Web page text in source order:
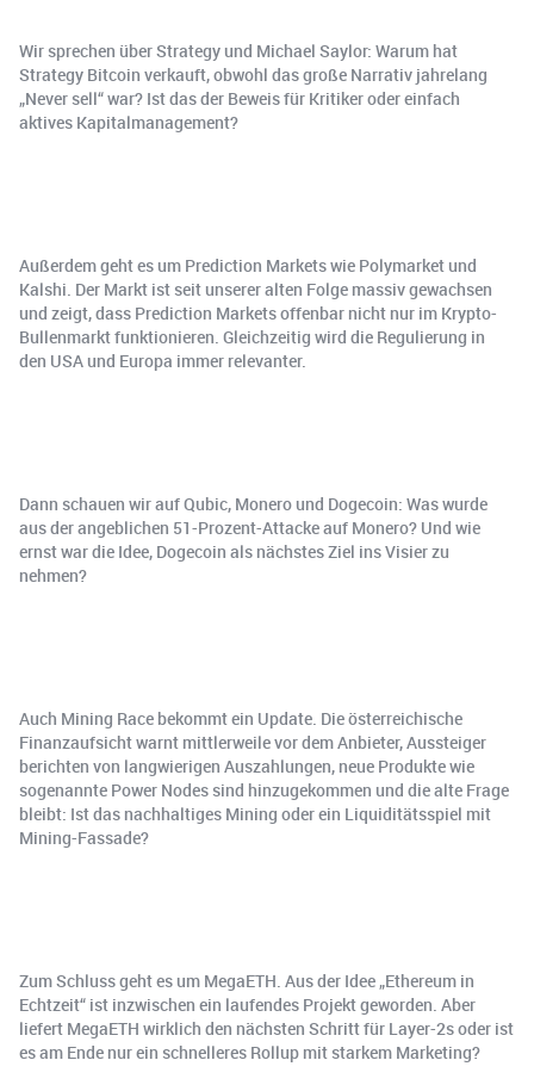
Wir sprechen über Strategy und Michael Saylor: Warum hat
Strategy Bitcoin verkauft, obwohl das große Narrativ jahrelang
„Never sell“ war? Ist das der Beweis für Kritiker oder einfach
aktives Kapitalmanagement?
Außerdem geht es um Prediction Markets wie Polymarket und
Kalshi. Der Markt ist seit unserer alten Folge massiv gewachsen
und zeigt, dass Prediction Markets offenbar nicht nur im Krypto-
Bullenmarkt funktionieren. Gleichzeitig wird die Regulierung in
den USA und Europa immer relevanter.
Dann schauen wir auf Qubic, Monero und Dogecoin: Was wurde
aus der angeblichen 51-Prozent-Attacke auf Monero? Und wie
ernst war die Idee, Dogecoin als nächstes Ziel ins Visier zu
nehmen?
Auch Mining Race bekommt ein Update. Die österreichische
Finanzaufsicht warnt mittlerweile vor dem Anbieter, Aussteiger
berichten von langwierigen Auszahlungen, neue Produkte wie
sogenannte Power Nodes sind hinzugekommen und die alte Frage
bleibt: Ist das nachhaltiges Mining oder ein Liquiditätsspiel mit
Mining-Fassade?
Zum Schluss geht es um MegaETH. Aus der Idee „Ethereum in
Echtzeit“ ist inzwischen ein laufendes Projekt geworden. Aber
liefert MegaETH wirklich den nächsten Schritt für Layer-2s oder ist
es am Ende nur ein schnelleres Rollup mit starkem Marketing?